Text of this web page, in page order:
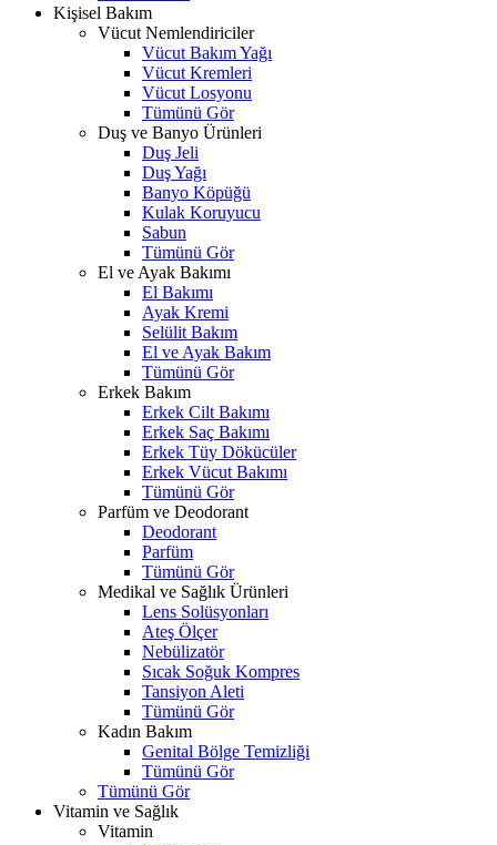
Kişisel Bakım
Vücut Nemlendiriciler
Vücut Bakım Yağı
Vücut Kremleri
Vücut Losyonu
Tümünü Gör
Duş ve Banyo Ürünleri
Duş Jeli
Duş Yağı
Banyo Köpüğü
Kulak Koruyucu
Sabun
Tümünü Gör
El ve Ayak Bakımı
El Bakımı
Ayak Kremi
Selülit Bakım
El ve Ayak Bakım
Tümünü Gör
Erkek Bakım
Erkek Cilt Bakımı
Erkek Saç Bakımı
Erkek Tüy Dökücüler
Erkek Vücut Bakımı
Tümünü Gör
Parfüm ve Deodorant
Deodorant
Parfüm
Tümünü Gör
Medikal ve Sağlık Ürünleri
Lens Solüsyonları
Ateş Ölçer
Nebülizatör
Sıcak Soğuk Kompres
Tansiyon Aleti
Tümünü Gör
Kadın Bakım
Genital Bölge Temizliği
Tümünü Gör
Tümünü Gör
Vitamin ve Sağlık
Vitamin